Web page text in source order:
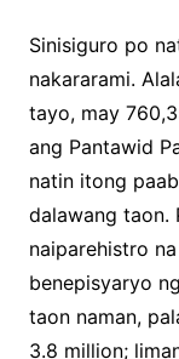
Sinisiguro po
nakararami.
tayo, may
ang Pantawid
natin itong
dalawang taon.
naiparehistro
benepisyaryo
taon naman,
3.8 million;